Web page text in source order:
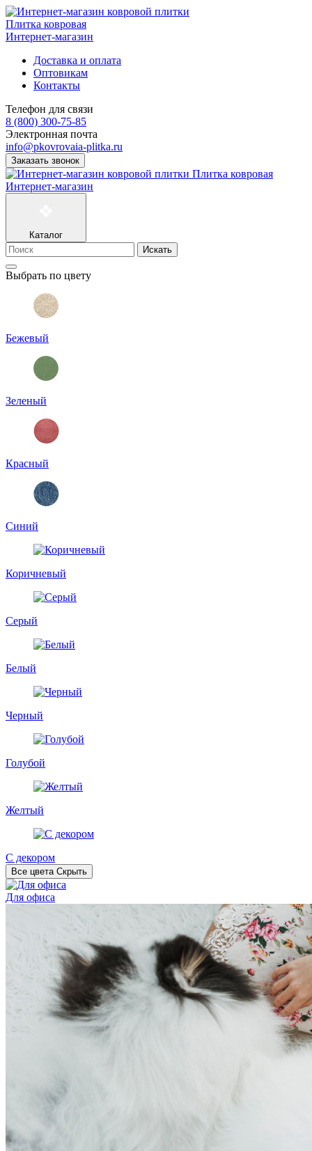
Плитка ковровая
Интернет-магазин
Доставка и оплата
Оптовикам
Контакты
Телефон для связи
8 (800) 300-75-85
Электронная почта
info@pkovrovaia-plitka.ru
Заказать звонок
Плитка ковровая
Интернет-магазин
Каталог
Искать
Выбрать по цвету
Бежевый
Зеленый
Красный
Синий
Коричневый
Серый
Белый
Черный
Голубой
Желтый
С декором
Все цвета Скрыть
Для офиса